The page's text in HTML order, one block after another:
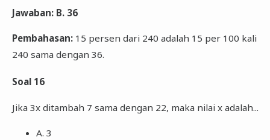
Jawaban: B. 36
Pembahasan:15 persen dari 240 adalah 15 per 100 kali
240 sama dengan 36.
Soal 16
Jika 3x ditambah 7 sama dengan 22, maka nilai x adalah...
A. 3